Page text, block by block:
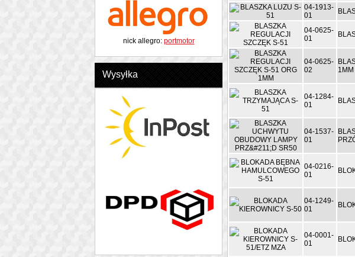
nick allegro: portmotor
Wysyłka
04-1913-
01
04-0625-
01
04-0625-
02
1MM
04-1284-
01
04-1537-
01
04-0216-
01
04-1249-
01
04-0001-
01